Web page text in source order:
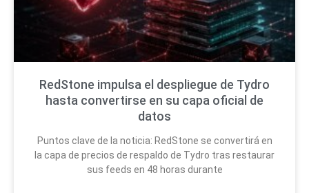
RedStone impulsa el despliegue de Tydro
hasta convertirse en su capa oficial de
datos
Puntos clave de la noticia: RedStone se convertirá en
la capa de precios de respaldo de Tydro tras restaurar
sus feeds en 48 horas durante